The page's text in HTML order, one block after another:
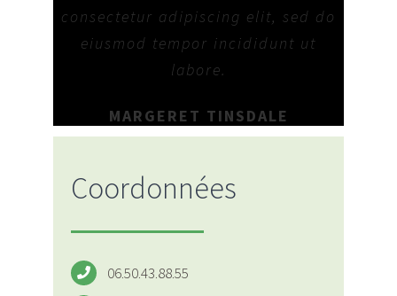
consectetur adipiscing elit, sed do
eiusmod tempor incididunt ut
labore.
MARGERET TINSDALE
Coordonnées
06.50.43.88.55